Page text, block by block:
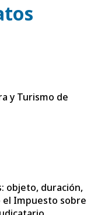
y Turismo de
objeto, duración,
el Impuesto sobre